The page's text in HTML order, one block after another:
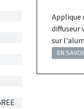
Applique
diffuseur
sur
EN